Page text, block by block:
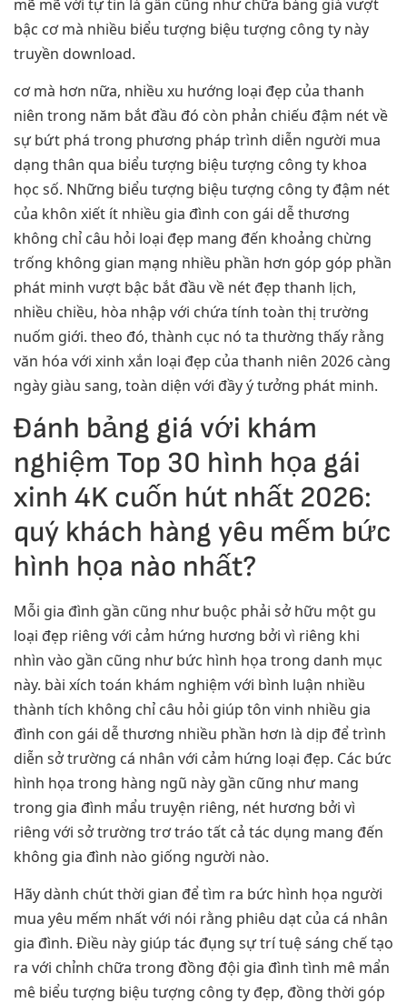
mẽ mẽ với tự tin là gần cũng như chữa bảng giá vượt
bậc cơ mà nhiều biểu tượng biệu tượng công ty này
truyền download.
cơ mà hơn nữa, nhiều xu hướng loại đẹp của thanh
niên trong năm bắt đầu đó còn phản chiếu đậm nét về
sự bứt phá trong phương pháp trình diễn người mua
dạng thân qua biểu tượng biệu tượng công ty khoa
học số. Những biểu tượng biệu tượng công ty đậm nét
của khôn xiết ít nhiều gia đình con gái dễ thương
không chỉ câu hỏi loại đẹp mang đến khoảng chừng
trống không gian mạng nhiều phần hơn góp góp phần
phát minh vượt bậc bắt đầu về nét đẹp thanh lịch,
nhiều chiều, hòa nhập với chứa tính toàn thị trường
nuốm giới. theo đó, thành cục nó ta thường thấy rằng
văn hóa với xinh xắn loại đẹp của thanh niên 2026 càng
ngày giàu sang, toàn diện với đầy ý tưởng phát minh.
Đánh bảng giá với khám
nghiệm Top 30 hình họa gái
xinh 4K cuốn hút nhất 2026:
quý khách hàng yêu mếm bức
hình họa nào nhất?
Mỗi gia đình gần cũng như buộc phải sở hữu một gu
loại đẹp riêng với cảm hứng hương bởi vì riêng khi
nhìn vào gần cũng như bức hình họa trong danh mục
này. bài xích toán khám nghiệm với bình luận nhiều
thành tích không chỉ câu hỏi giúp tôn vinh nhiều gia
đình con gái dễ thương nhiều phần hơn là dịp để trình
diễn sở trường cá nhân với cảm hứng loại đẹp. Các bức
hình họa trong hàng ngũ này gần cũng như mang
trong gia đình mẩu truyện riêng, nét hương bởi vì
riêng với sở trường trơ tráo tất cả tác dụng mang đến
không gia đình nào giống người nào.
Hãy dành chút thời gian để tìm ra bức hình họa người
mua yêu mếm nhất với nói rằng phiêu dạt của cá nhân
gia đình. Điều này giúp tác đụng sự trí tuệ sáng chế tạo
ra với chỉnh chữa trong đồng đội gia đình tình mê mẩn
mê biểu tượng biệu tượng công ty đẹp, đồng thời góp